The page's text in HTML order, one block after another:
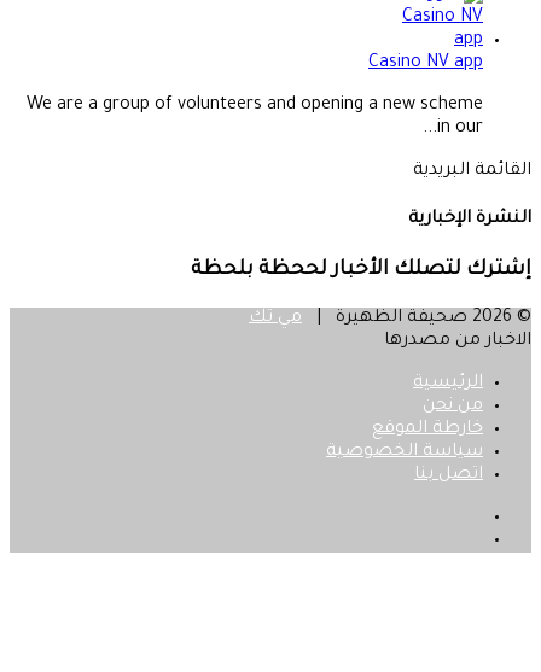
Casino NV app
We are a group of volunteers and opening a new scheme
in our...
القائمة البريدية
النشرة الإخبارية
إشترك لتصلك الأخبار لححظة بلحظة
© 2026 صحيفة الظهيرة |
مي تك
الاخبار من مصدرها
الرئيسية
من نحن
خارطة الموقع
سياسة الخصوصية
اتصل بنا